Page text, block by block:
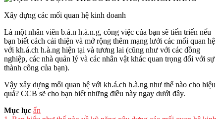
Xây dựng các mối quan hệ kinh doanh
Là một nhân viên b.á.n h.à.n.g, công việc của bạn sẽ tiến triển nếu
bạn biết cách cải thiện và mở rộng thêm mạng lưới các mối quan hệ
với kh.á.ch h.à.ng hiện tại và tương lai (cũng như với các đồng
nghiệp, các nhà quản lý và các nhân vật khác quan trọng đối với sự
thành công của bạn).
Vậy xây dựng mối quan hệ với kh.á.ch h.à.ng như thế nào cho hiệu
quả? CCB sẽ cho bạn biết những điều này ngay dưới đây.
Mục lục ẩn